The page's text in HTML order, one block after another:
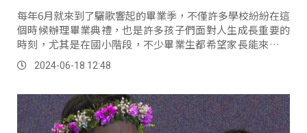
每年6月就來到了驪歌響起的畢業季，不僅許多學校紛紛在這
個時候辦理畢業典禮，也是許多孩子們面對人生成長重要的
時刻，尤其是在國小階段，不少畢業生都希望家長能來參與
自己的畢業典禮。
2024-06-18 12:48